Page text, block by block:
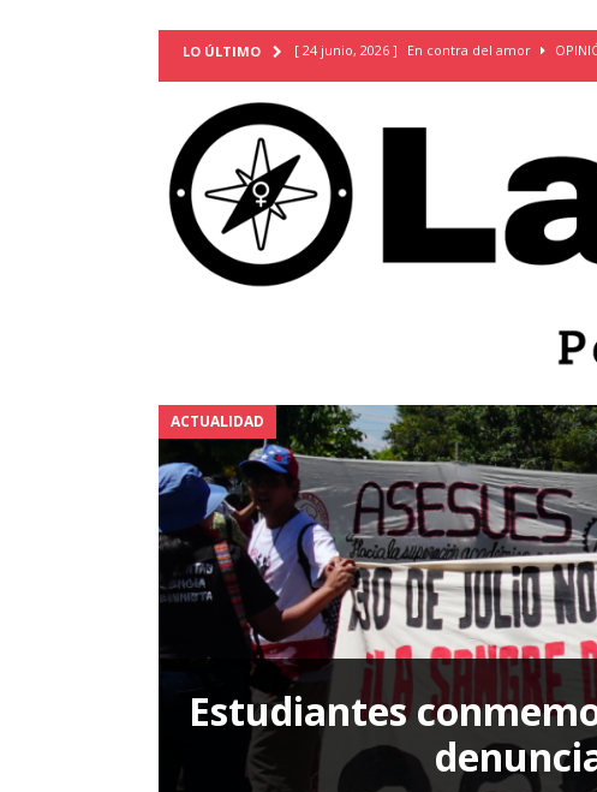
LO ÚLTIMO [ 24 junio, 2026 ] En contra del amor
TERRITORIO
[ 21 febrero, 2026 ] Cuando la prevención
INVESTIGACIONES
[ 31 julio, 2026 ] Estudiantes conmemoran el
Piden mantener la libertad
[ 28 julio, 2026 ] ARENA y FMLN apuestan
ACTUALIDAD
[ 24 julio, 2026 ] A María Hildaura le falló el
[ 28 julio, 2026 ] Más allá de los casos: cómo
ACTUALIDAD
Estudiantes